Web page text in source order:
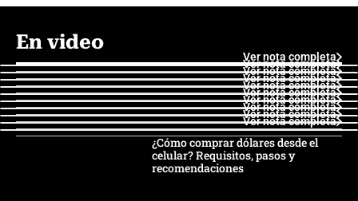
En video
Ver nota completa
Ver nota completa
Ver nota completa
Ver nota completa
Ver nota completa
Ver nota completa
Ver nota completa
Ver nota completa
Ver nota completa
Ver nota completa
¿Cómo comprar dólares desde el
celular? Requisitos, pasos y
recomendaciones